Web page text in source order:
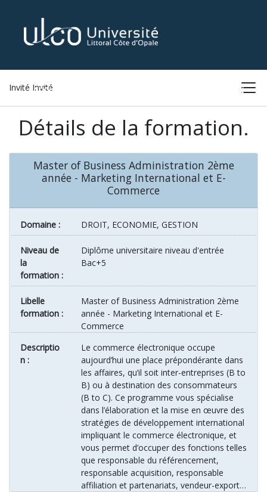
Invité Invité
ACCUEIL CONNEXION
Détails de la formation.
Master of Business Administration 2ème
année - Marketing International et E-
Commerce
Domaine : DROIT, ECONOMIE, GESTION
Niveau de
la
formation :
Diplôme universitaire niveau d'entrée
Bac+5
Libelle
formation :
Master of Business Administration 2ème
année - Marketing International et E-
Commerce
Descriptio
n :
Le commerce électronique occupe
aujourd’hui une place prépondérante dans
les affaires, qu’il soit inter-entreprises (B to
B) ou à destination des consommateurs
(B to C). Ce programme vous spécialise
dans l’élaboration et la mise en œuvre des
stratégies de développement international
impliquant le commerce électronique, et
vous permet d’occuper des fonctions telles
que responsable du référencement,
responsable acquisition, responsable
affiliation et partenariats, vendeur-export…